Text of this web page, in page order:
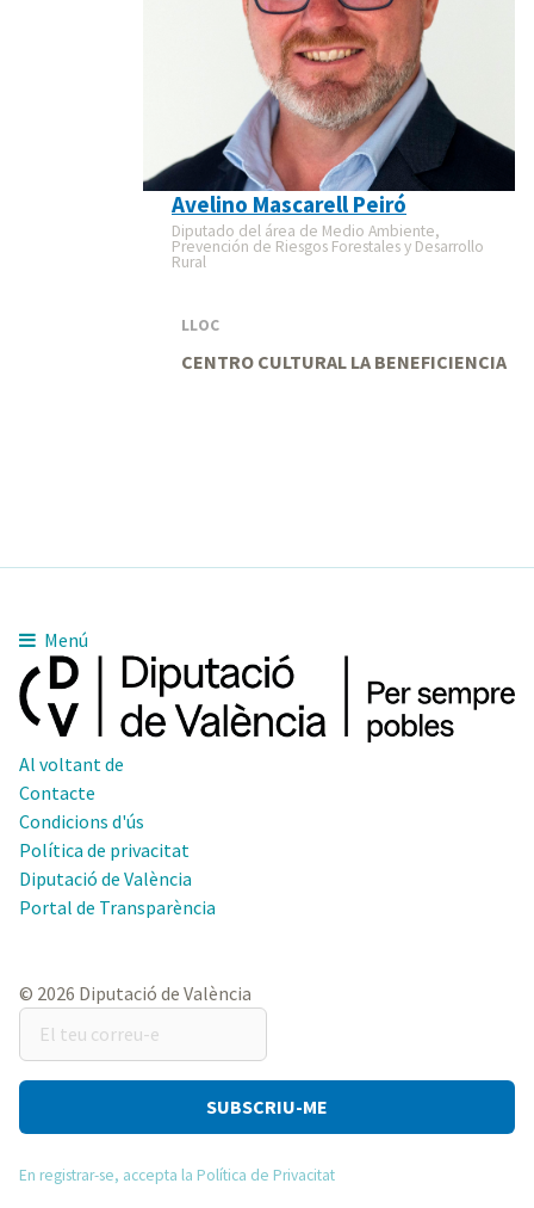
Avelino Mascarell Peiró
Diputado del área de Medio Ambiente,
Prevención de Riesgos Forestales y Desarrollo
Rural
LLOC
CENTRO CULTURAL LA BENEFICIENCIA
Menú
Al voltant de
Contacte
Condicions d'ús
Política de privacitat
Diputació de València
Portal de Transparència
© 2026 Diputació de València
El
teu
correu-
En registrar-se, accepta la Política de Privacitat